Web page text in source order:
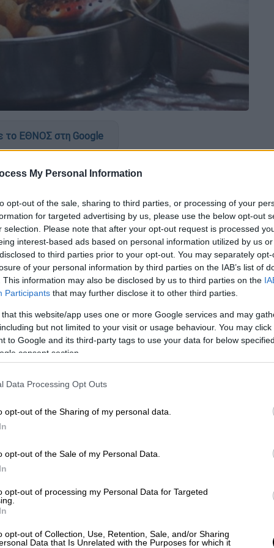
My Personal Information
opt-out of the sale, sharing to third parties, or processing of your
for targeted advertising by us, please use the below opt-out
selection. Please note that after your opt-out request is processed
interest-based ads based on personal information utilized by us
to third parties prior to your opt-out. You may separately
of your personal information by third parties on the IAB’s list of
This information may also be disclosed by us to third parties on the
Participants that may further disclose it to other third parties.
that this website/app uses one or more Google services and may
but not limited to your visit or usage behaviour. You may
to Google and its third-party tags to use your data for below
consent section.
Data Processing Opt Outs
opt-out of the Sharing of my personal data.
opt-out of the Sale of my Personal Data.
opt-out of processing my Personal Data for Targeted
opt-out of Collection, Use, Retention, Sale, and/or Sharing
Data that Is Unrelated with the Purposes for which it
το ΕΘΝΟΣ στη Google
Θεσσαλονίκης ξεκίνησε η
δεν δίστασε ναεκβιάζει , ναδέρνει, ακόμη
στις απαιτήσεις της.
της συμμορίας ξεκίνησε τον Μάιο του
έως και τον Σεπτέμβριο.
και εκβιασμούς έστησε δίκτυο
Χαλκιδικής
αφέθηκε ο φερόμενος αρχηγός
καταστημάτων, εργαζόμενους σε
απαιτώντας να έχουν τον πλήρη